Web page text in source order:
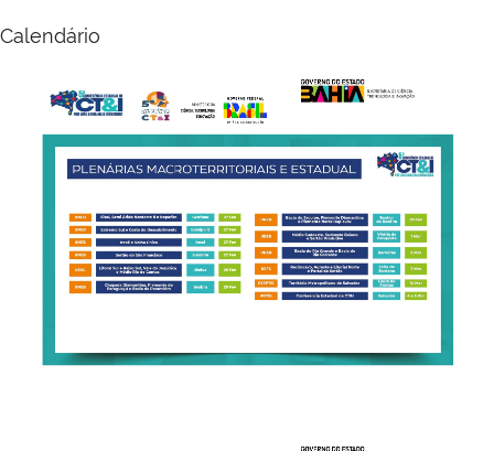
Calendário